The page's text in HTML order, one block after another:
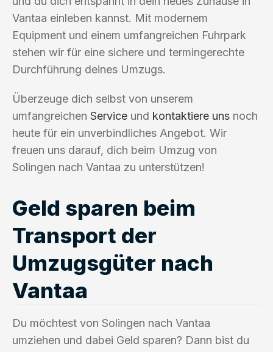
Vantaa einleben kannst. Mit modernem
Equipment und einem umfangreichen Fuhrpark
stehen wir für eine sichere und termingerechte
Durchführung deines Umzugs.
Überzeuge dich selbst von unserem
umfangreichen Service und kontaktiere uns noch
heute für ein unverbindliches Angebot. Wir
freuen uns darauf, dich beim Umzug von
Solingen nach Vantaa zu unterstützen!
Geld sparen beim
Transport der
Umzugsgüter nach
Vantaa
Du möchtest von Solingen nach Vantaa
umziehen und dabei Geld sparen? Dann bist du